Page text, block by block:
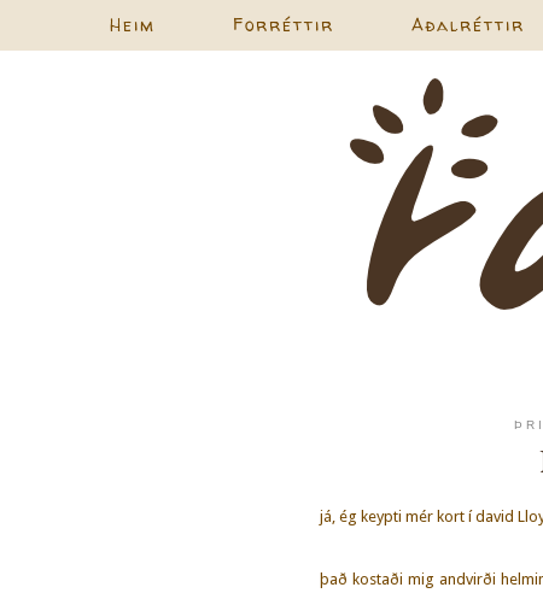
Heim Forréttir Aðalréttir
já, ég keypti mér kort í david
það kostaði mig andvirði